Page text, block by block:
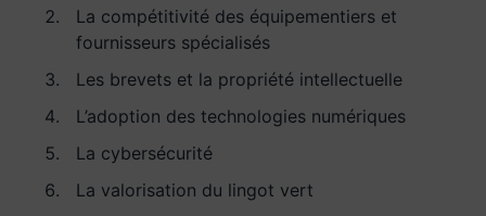
La compétitivité des équipementiers et
fournisseurs spécialisés
Les brevets et la propriété intellectuelle
L’adoption des technologies numériques
La cybersécurité
La valorisation du lingot vert